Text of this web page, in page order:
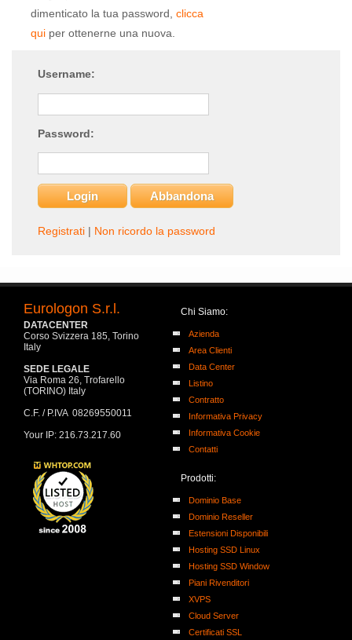
dimenticato la tua password, clicca
qui per ottenerne una nuova.
Username:
Password:
Registrati | Non ricordo la password
Eurologon S.r.l.
DATACENTER
Corso Svizzera 185, Torino
Italy
SEDE LEGALE
Via Roma 26, Trofarello
(TORINO) Italy
C.F. / P.IVA 08269550011
Your IP: 216.73.217.60
Chi Siamo:
Azienda
Area Clienti
Data Center
Listino
Contratto
Informativa Privacy
Informativa Cookie
Contatti
Prodotti:
Dominio Base
Dominio Reseller
Estensioni Disponibili
Hosting SSD Linux
Hosting SSD Window
Piani Rivenditori
XVPS
Cloud Server
Certificati SSL